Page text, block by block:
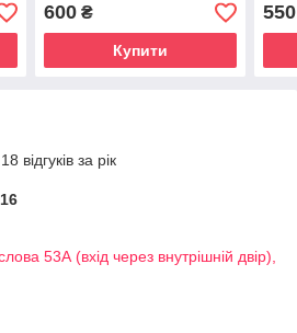
600₴
Купити
550
відгуків за рік
53А (вхід через внутрішній двір),